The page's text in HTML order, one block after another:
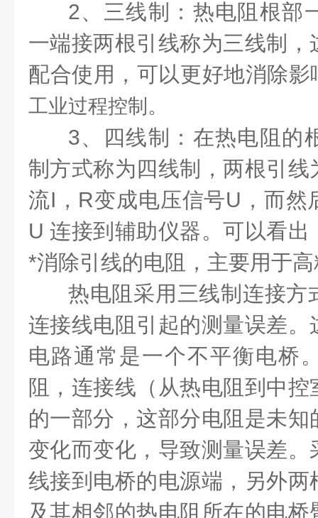
2、三线制：热电阻根部
一端接两根引线称为三线制
配合使用，可以更好地消除
工业过程控制。
3、四线制：在热电阻的
制方式称为四线制，两根引
流I，R变成电压信号U，而然
U 连接到辅助仪器。可以看
*消除引线的电阻，主要用于
热电阻采用三线制连接方
连接线电阻引起的测量误差
电路通常是一个不平衡电桥
阻，连接线（从热电阻到中
的一部分，这部分电阻是未
变化而变化，导致测量误差
线接到电桥的电源端，另外
及其相邻的热电阻所在的电